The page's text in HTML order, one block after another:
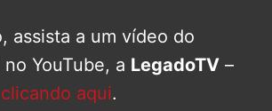
assista a um vídeo do
YouTube, a LegadoTV –
clicando aqui.